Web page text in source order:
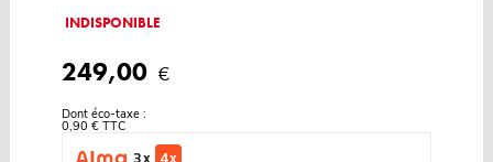
INDISPONIBLE
249,00 €
Dont éco-taxe :
0,90 € TTC
3 x
4 x